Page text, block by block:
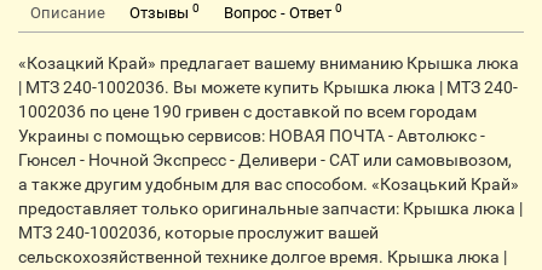
Описание Отзывы 0 Вопрос - Ответ 0
«Козацкий Край» предлагает вашему вниманию Крышка люка
| МТЗ 240-1002036. Вы можете купить Крышка люка | МТЗ 240-
1002036 по цене 190 гривен с доставкой по всем городам
Украины с помощью сервисов: НОВАЯ ПОЧТА - Автолюкс -
Гюнсел - Ночной Экспресс - Деливери - CАТ или самовывозом,
а также другим удобным для вас способом. «Козацький Край»
предоставляет только оригинальные запчасти: Крышка люка |
МТЗ 240-1002036, которые прослужит вашей
сельскохозяйственной технике долгое время. Крышка люка |